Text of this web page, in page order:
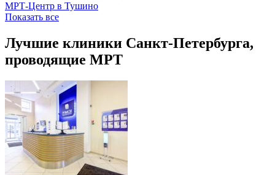
МРТ-Центр в Тушино
Показать все
Лучшие клиники Санкт-Петербурга,
проводящие МРТ